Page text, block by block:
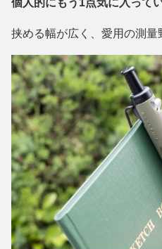
個人的にもう1点気に入って
挟める幅が広く、愛用の測量